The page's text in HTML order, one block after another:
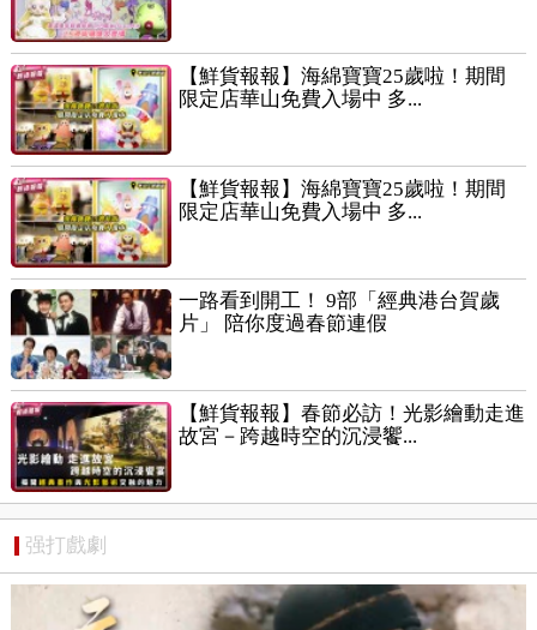
【鮮貨報報】海綿寶寶25歲啦！期間
限定店華山免費入場中 多...
【鮮貨報報】海綿寶寶25歲啦！期間
限定店華山免費入場中 多...
一路看到開工！ 9部「經典港台賀歲
片」 陪你度過春節連假
【鮮貨報報】春節必訪！光影繪動走進
故宮－跨越時空的沉浸饗...
强打戲劇